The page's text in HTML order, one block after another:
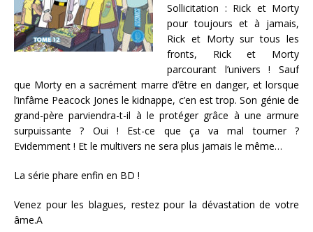
Sollicitation : Rick et Morty
pour toujours et à jamais,
Rick et Morty sur tous les
fronts, Rick et Morty
parcourant l’univers ! Sauf
que Morty en a sacrément marre d’être en danger, et lorsque
l’infâme Peacock Jones le kidnappe, c’en est trop. Son génie de
grand-père parviendra-t-il à le protéger grâce à une armure
surpuissante ? Oui ! Est-ce que ça va mal tourner ?
Evidemment ! Et le multivers ne sera plus jamais le même…
La série phare enfin en BD !
Venez pour les blagues, restez pour la dévastation de votre
âme.A